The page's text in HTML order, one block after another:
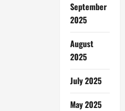
September
2025
August
2025
July 2025
May 2025